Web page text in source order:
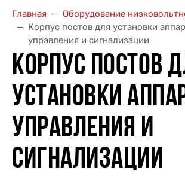
Главная
Оборудование
Корпус постов для установки
управления и сигнализации
КОРПУС ПОСТОВ
УСТАНОВКИ
УПРАВЛЕНИЯ И
СИГНАЛИЗАЦИИ